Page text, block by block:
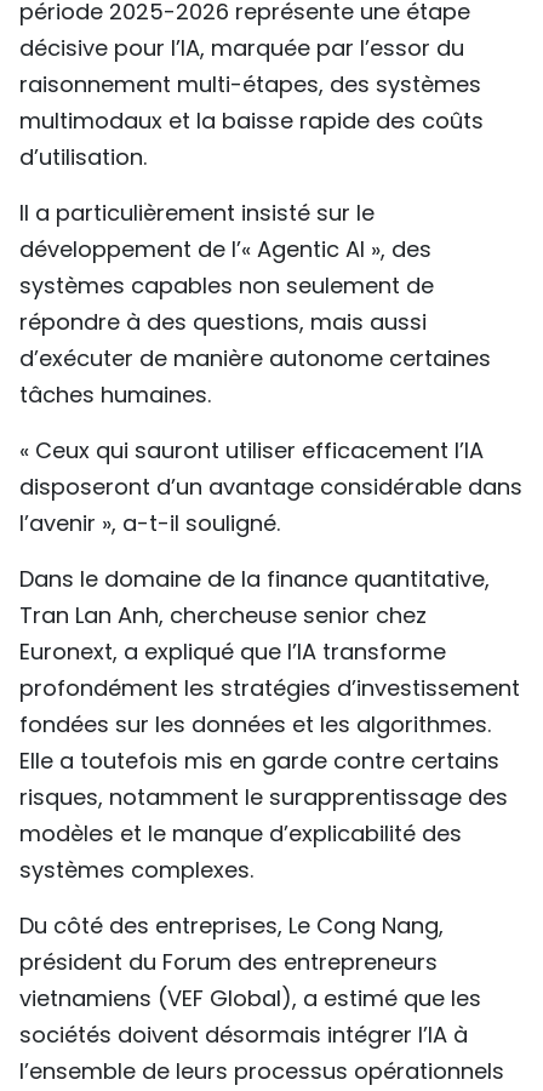
période 2025-2026 représente une étape
décisive pour l’IA, marquée par l’essor du
raisonnement multi-étapes, des systèmes
multimodaux et la baisse rapide des coûts
d’utilisation.
Il a particulièrement insisté sur le
développement de l’« Agentic AI », des
systèmes capables non seulement de
répondre à des questions, mais aussi
d’exécuter de manière autonome certaines
tâches humaines.
« Ceux qui sauront utiliser efficacement l’IA
disposeront d’un avantage considérable dans
l’avenir », a-t-il souligné.
Dans le domaine de la finance quantitative,
Tran Lan Anh, chercheuse senior chez
Euronext, a expliqué que l’IA transforme
profondément les stratégies d’investissement
fondées sur les données et les algorithmes.
Elle a toutefois mis en garde contre certains
risques, notamment le surapprentissage des
modèles et le manque d’explicabilité des
systèmes complexes.
Du côté des entreprises, Le Cong Nang,
président du Forum des entrepreneurs
vietnamiens (VEF Global), a estimé que les
sociétés doivent désormais intégrer l’IA à
l’ensemble de leurs processus opérationnels